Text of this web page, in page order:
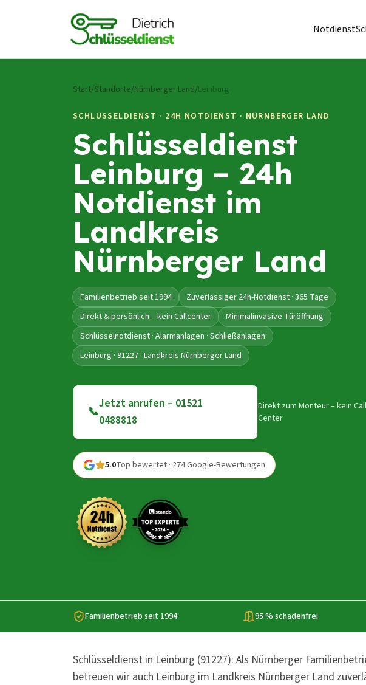
Notdienst
Start/Standorte/Nürnberger Land/Leinburg
SCHLÜSSELDIENST · 24H NOTDIENST · NÜRNBERGER LAND
Schlüsseldienst
Leinburg – 24h
Notdienst im
Landkreis
Nürnberger Land
Familienbetrieb seit 1994
Zuverlässiger 24h-Notdienst · 365 Tage
Direkt & persönlich – kein Callcenter
Minimalinvasive Türöffnung
Schlüsselnotdienst · Alarmanlagen · Schließanlagen
Leinburg · 91227 · Landkreis Nürnberger Land
📞
Jetzt anrufen – 01521
0488818
Direkt zum Monteur – kein
Center
5.0Top bewertet · 274 Google-Bewertungen
Familienbetrieb seit 1994 95 % schadenfrei
Schlüsseldienst in Leinburg (91227): Als Nürnberger
betreuen wir auch Leinburg im Landkreis Nürnberger Land